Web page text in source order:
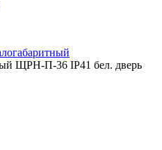
ЩРН-П-36 IP41 бел. дверь